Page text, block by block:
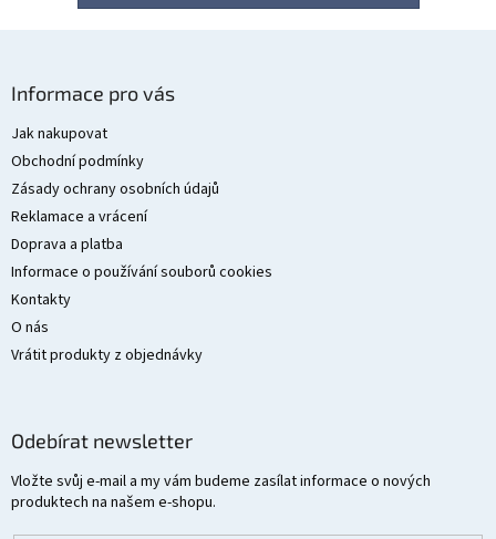
Informace pro vás
Jak nakupovat
Obchodní podmínky
Zásady ochrany osobních údajů
Reklamace a vrácení
Doprava a platba
Informace o používání souborů cookies
Kontakty
O nás
Vrátit produkty z objednávky
Odebírat newsletter
Vložte svůj e-mail a my vám budeme zasílat informace o nových
produktech na našem e-shopu.